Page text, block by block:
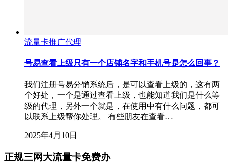
流量卡推广代理
号易查看上级只有一个店铺名字和手机号是怎么回事？
我们注册号易分销系统后，是可以查看上级的，这有两
个好处，一个是通过查看上级，也能知道我们是什么等
级的代理，另外一个就是，在使用中有什么问题，都可
以联系上级帮你处理。 有些朋友在查看…
2025年4月10日
正规三网大流量卡免费办